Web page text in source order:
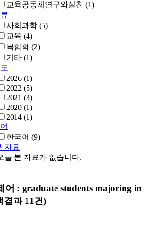
교육공동체연구와실천 (1)
사회과학 (5)
교육 (4)
복합학 (2)
기타 (1)
2026 (1)
2022 (5)
2021 (3)
2020 (1)
2014 (1)
한국어 (9)
자료
늘 본 자료가 없습니다.
어 : graduate students majoring in
결과 11건)